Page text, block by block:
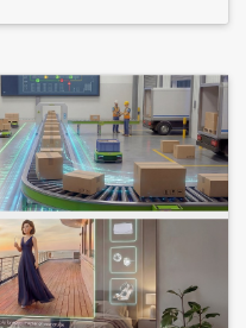
— a
and speed